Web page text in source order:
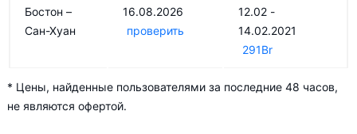
прямой перелёт. Прямые рейсы из Бостона в Пуэрто-Рико
выполняют авиакомпании:
Добираясь из Бостона в Пуэрто-Рико с пересадкой, можно
сделать путешествие ещё интереснее, ведь стыковка может
Бостон –
Сан-Хуан
16.08.2026
проверить
12.02 -
14.02.2021
291Br
* Цены, найденные пользователями за последние 48 часов,
не являются офертой.